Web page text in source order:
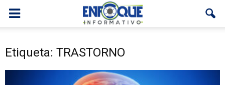
Etiqueta: TRASTORNO